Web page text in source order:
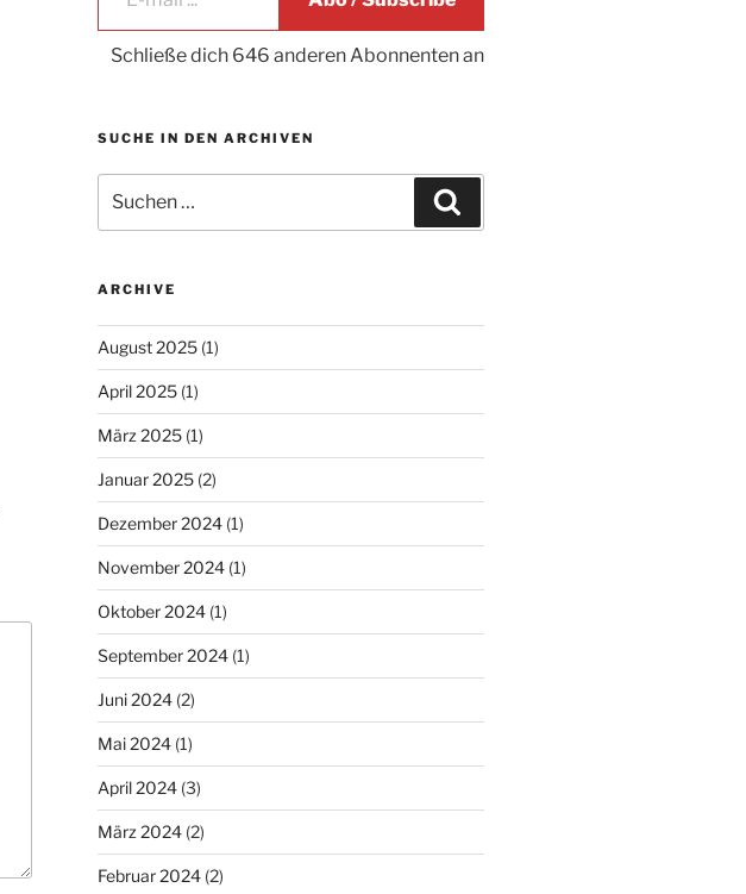
Schließe dich 646 anderen Abonnenten an
SUCHE IN DEN ARCHIVEN
nach:
ARCHIVE
August 2025(1)
April 2025(1)
März 2025(1)
Januar 2025(2)
Dezember 2024(1)
November 2024(1)
Oktober 2024(1)
September 2024(1)
Juni 2024(2)
Mai 2024(1)
April 2024(3)
März 2024(2)
Februar 2024(2)